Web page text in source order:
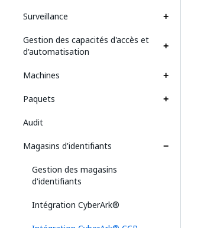
Surveillance
Gestion des capacités d'accès et
d'automatisation
Machines
Paquets
Audit
Magasins d'identifiants
Gestion des magasins
d'identifiants
Intégration CyberArk®